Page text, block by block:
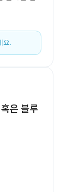
요.
은 블루